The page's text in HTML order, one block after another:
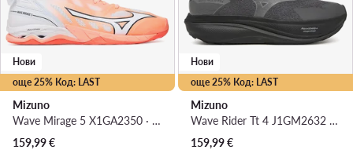
още 25% Код: LAST
Нови
Mizuno
Wave Mirage 5 X1GA2350 · Обувки за зала
159,99€
още 25% Код: LAST
Нови
Mizuno
Wave Rider Tt 4 J1GM2632 · Маратонки за бягане
159,99€